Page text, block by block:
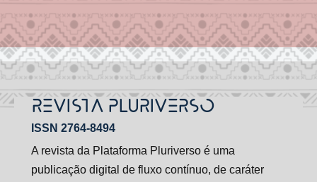
REVISTA PLURIVERSO
ISSN 2764-8494
A revista da Plataforma Pluriverso é uma
publicação digital de fluxo contínuo, de caráter